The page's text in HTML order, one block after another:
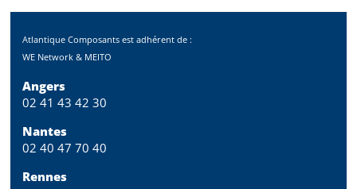
Atlantique Composants est adhérent de :
WE Network & MEITO
Angers
02 41 43 42 30
Nantes
02 40 47 70 40
Rennes